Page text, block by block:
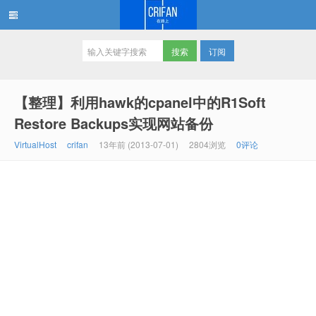
订阅
【整理】利用hawk的cpanel中的R1Soft
Restore Backups实现网站备份
VirtualHost crifan 13年前 (2013-07-01) 2804浏览 0评论